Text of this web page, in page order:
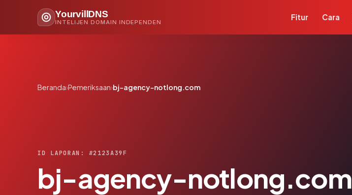
YourvillDNS
INTELIJEN DOMAIN INDEPENDEN
Fitur Cara
Beranda›Pemeriksaan›bj-agency-notlong.com
ID LAPORAN: #2123A39F
bj-agency-notlong.com